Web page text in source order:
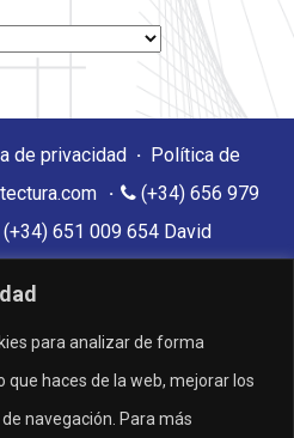
para analizar de forma
haces de la web, mejorar los
navegación. Para más
de privacidad· Política de
·
(+34) 656 979
(+34) 651 009 654 David